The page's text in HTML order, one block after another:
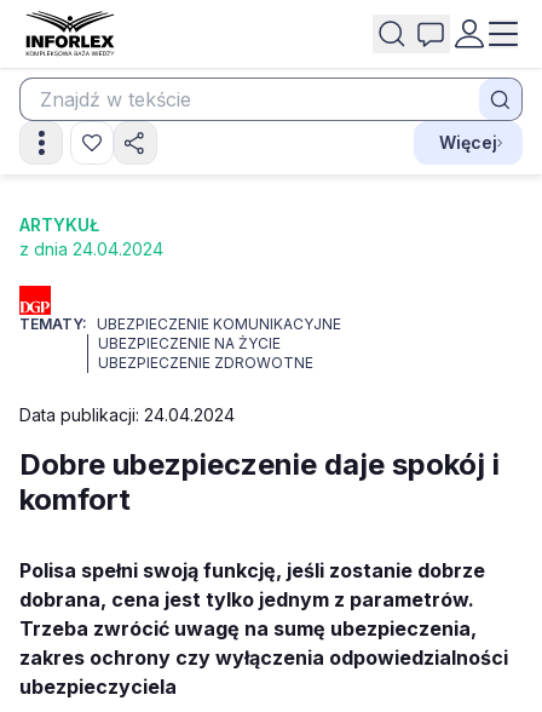
Więcej
ARTYKUŁ
z dnia 24.04.2024
TEMATY: UBEZPIECZENIE KOMUNIKACYJNE
UBEZPIECZENIE NA ŻYCIE
UBEZPIECZENIE ZDROWOTNE
Data publikacji: 24.04.2024
Dobre ubezpieczenie daje spokój i
komfort
Polisa spełni swoją funkcję, jeśli zostanie dobrze
dobrana, cena jest tylko jednym z parametrów.
Trzeba zwrócić uwagę na sumę ubezpieczenia,
zakres ochrony czy wyłączenia odpowiedzialności
ubezpieczyciela